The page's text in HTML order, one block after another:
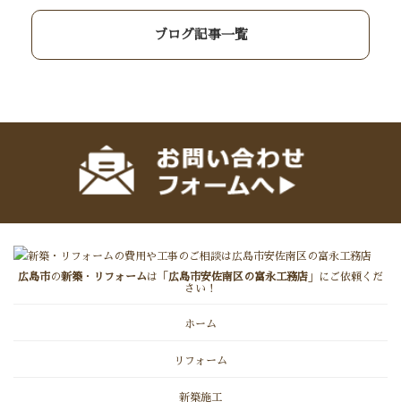
ブログ記事一覧
広島市の新築・ リフォームは「 広島市安佐南区の富永工務店 」にご依頼くだ
さい！
ホーム
リフォーム
新築施工